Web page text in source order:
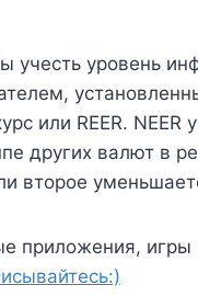
учесть уровень
или REER. NEER
других валют в
второе
приложения,